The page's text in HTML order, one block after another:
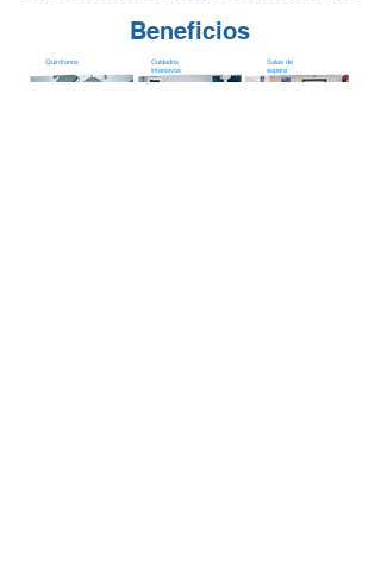
Beneficios
Quirófanos
Cuidados
intensivos
Salas de
espera